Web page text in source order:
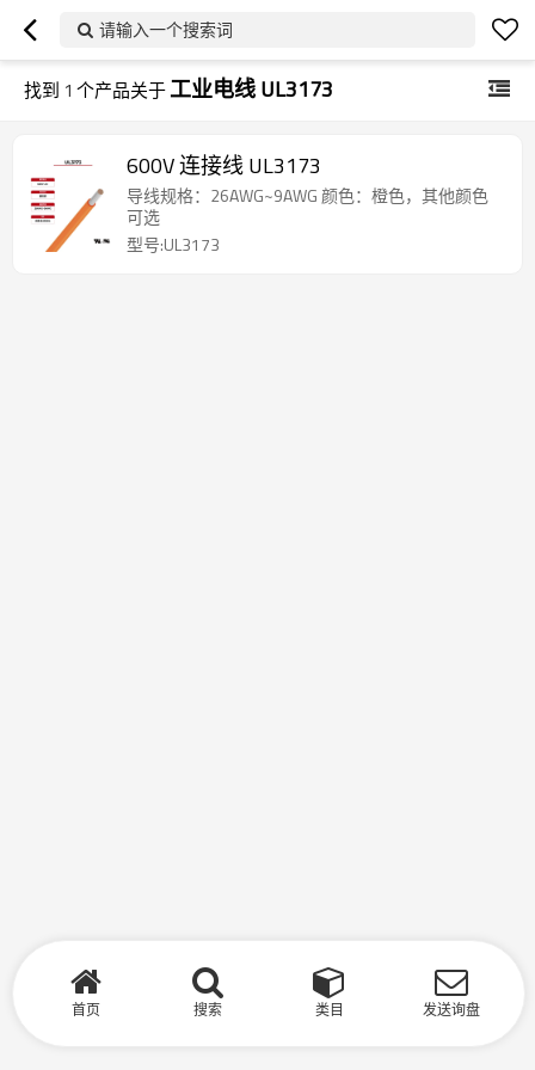
请输入一个搜索词
找到 1 个产品关于工业电线 UL3173
600V 连接线 UL3173
导线规格：26AWG~9AWG 颜色：橙色，其他颜色
可选
型号:UL3173
首页 搜索 类目 发送询盘